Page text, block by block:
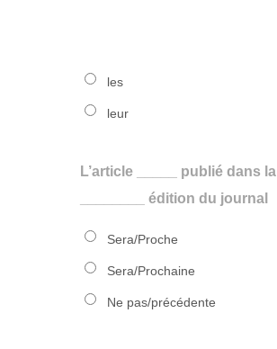
les
leur
L’article _____ publié dans la
________ édition du journal
Sera/Proche
Sera/Prochaine
Ne pas/précédente